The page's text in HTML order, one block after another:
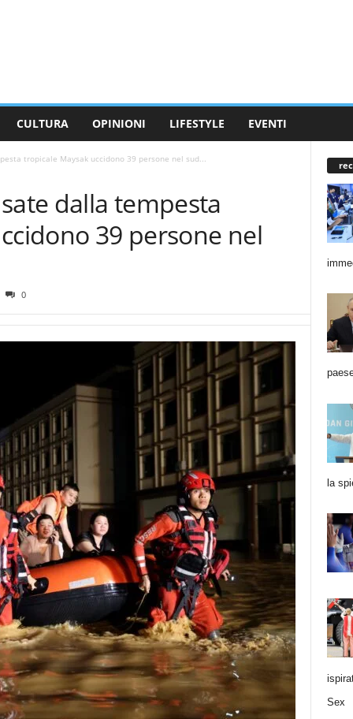
CULTURA OPINIONI LIFESTYLE EVENTI
tropicale Maysak uccidono 39 persone nel sud...
dalla tempesta
39 persone nel
0
la
Sex